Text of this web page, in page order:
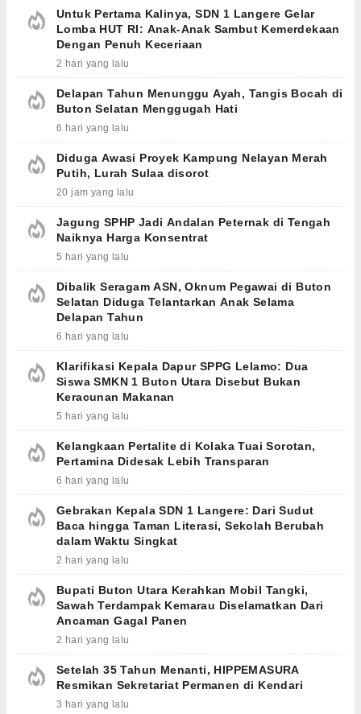
Untuk Pertama Kalinya, SDN 1 Langere Gelar
Lomba HUT RI: Anak-Anak Sambut Kemerdekaan
Dengan Penuh Keceriaan
2 hari yang lalu
Delapan Tahun Menunggu Ayah, Tangis Bocah di
Buton Selatan Menggugah Hati
6 hari yang lalu
Diduga Awasi Proyek Kampung Nelayan Merah
Putih, Lurah Sulaa disorot
20 jam yang lalu
Jagung SPHP Jadi Andalan Peternak di Tengah
Naiknya Harga Konsentrat
5 hari yang lalu
Dibalik Seragam ASN, Oknum Pegawai di Buton
Selatan Diduga Telantarkan Anak Selama
Delapan Tahun
6 hari yang lalu
Klarifikasi Kepala Dapur SPPG Lelamo: Dua
Siswa SMKN 1 Buton Utara Disebut Bukan
Keracunan Makanan
5 hari yang lalu
Kelangkaan Pertalite di Kolaka Tuai Sorotan,
Pertamina Didesak Lebih Transparan
6 hari yang lalu
Gebrakan Kepala SDN 1 Langere: Dari Sudut
Baca hingga Taman Literasi, Sekolah Berubah
dalam Waktu Singkat
2 hari yang lalu
Bupati Buton Utara Kerahkan Mobil Tangki,
Sawah Terdampak Kemarau Diselamatkan Dari
Ancaman Gagal Panen
2 hari yang lalu
Setelah 35 Tahun Menanti, HIPPEMASURA
Resmikan Sekretariat Permanen di Kendari
3 hari yang lalu